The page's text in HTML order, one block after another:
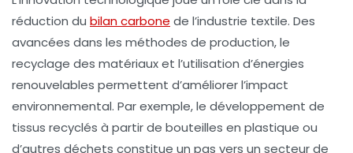
réduction du bilan carbone de l’industrie textile. Des
avancées dans les méthodes de production, le
recyclage des matériaux et l’utilisation d’énergies
renouvelables permettent d’améliorer l’impact
environnemental. Par exemple, le développement de
tissus recyclés à partir de bouteilles en plastique ou
d’autres déchets constitue un pas vers un secteur de